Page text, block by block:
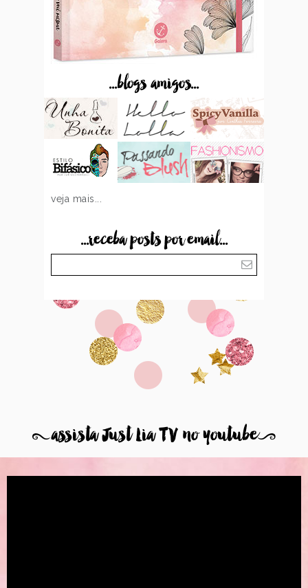
...blogs amigos...
veja mais...
...receba posts por email...
8assista Just Lia TV no youtube9